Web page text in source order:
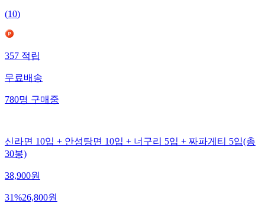
(10)
357 적립
무료배송
780명 구매중
신라면 10입 + 안성탕면 10입 + 너구리 5입 + 짜파게티 5입(총
30봉)
38,900원
31%26,800원